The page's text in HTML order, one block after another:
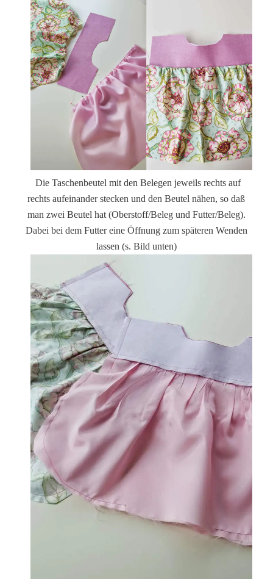
Die Taschenbeutel mit den Belegen jeweils rechts auf
rechts aufeinander stecken und den Beutel nähen, so daß
man zwei Beutel hat (Oberstoff/Beleg und Futter/Beleg).
Dabei bei dem Futter eine Öffnung zum späteren Wenden
lassen (s. Bild unten)